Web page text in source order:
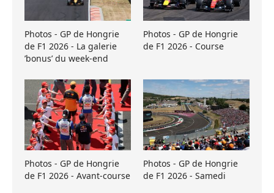
Photos - GP de Hongrie
de F1 2026 - La galerie
’bonus’ du week-end
Photos - GP de Hongrie
de F1 2026 - Course
Photos - GP de Hongrie
de F1 2026 - Avant-course
Photos - GP de Hongrie
de F1 2026 - Samedi